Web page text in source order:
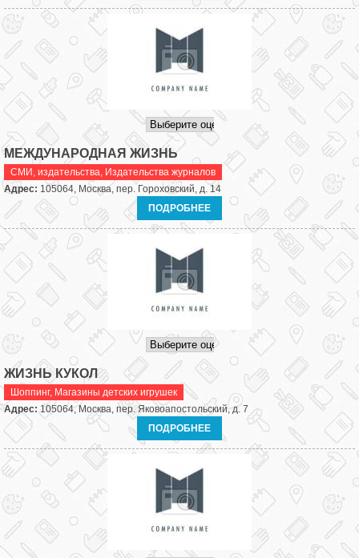
МЕЖДУНАРОДНАЯ ЖИЗНЬ
СМИ, издательства, Издательства журналов
Адрес: 105064, Москва, пер. Гороховский, д. 14
ПОДРОБНЕЕ
ЖИЗНЬ КУКОЛ
Шоппинг, Магазины детских игрушек
Адрес:105064, Москва, пер. Яковоапостольский, д. 7
ПОДРОБНЕЕ